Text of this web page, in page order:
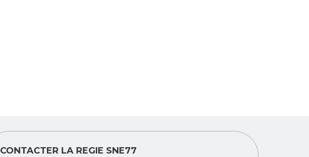
CONTACTER LA REGIE SNE77